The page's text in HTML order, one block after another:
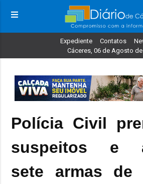
Expediente Contatos
Cáceres, 06 de Agosto
Polícia Civil
suspeitos e
sete armas de